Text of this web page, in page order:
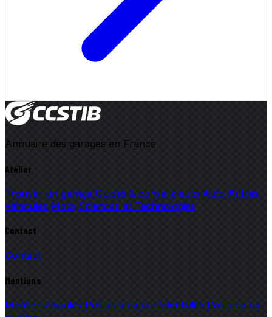
Annuaire des garages en France
Atelier
Trouver un garage Guides & conseils auto Auto Autres
véhicules Moto Sciences et Technologies
Contact
Contact
Mentions
Mentions légales Politique de confidentialité Politique de